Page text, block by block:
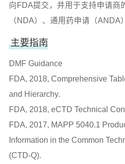
向FDA提交，并用于支持申请商
（NDA）、通用药申请（ANDA
主要指南
DMF Guidance
FDA, 2018, Comprehensive
and Hierarchy.
FDA, 2018, eCTD Technical
FDA, 2017, MAPP 5040.1
Information in the Common
(CTD-Q).